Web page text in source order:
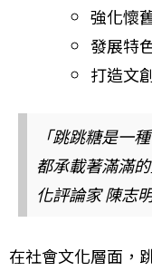
強化懷
發展特
打造文
「跳跳糖是一
都承載著滿滿
化評論家 陳志
在社會文化層面，